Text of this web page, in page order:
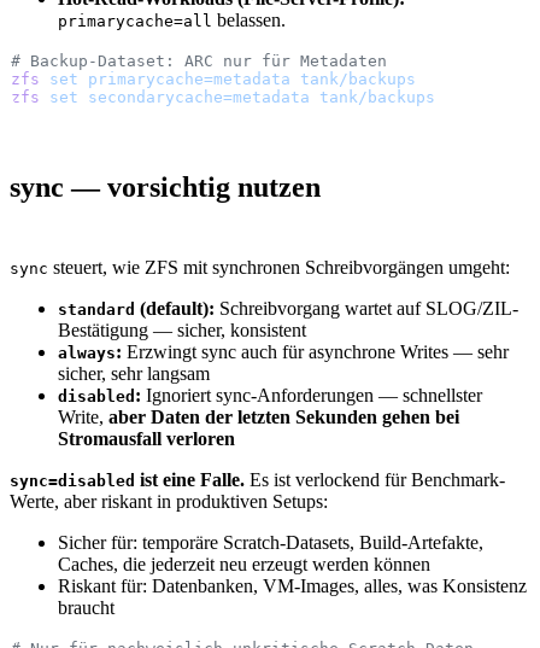
primarycache=all belassen.
# Backup-Dataset: ARC nur für Metadaten
zfs set primarycache=metadata tank/backups
zfs set secondarycache=metadata tank/backups
sync — vorsichtig nutzen
sync steuert, wie ZFS mit synchronen Schreibvorgängen umgeht:
standard (default): Schreibvorgang wartet auf SLOG/ZIL-
Bestätigung — sicher, konsistent
always: Erzwingt sync auch für asynchrone Writes — sehr
sicher, sehr langsam
disabled : Ignoriert sync-Anforderungen — schnellster
Write, aber Daten der letzten Sekunden gehen bei
Stromausfall verloren
sync=disabled ist eine Falle. Es ist verlockend für Benchmark-
Werte, aber riskant in produktiven Setups:
Sicher für: temporäre Scratch-Datasets, Build-Artefakte,
Caches, die jederzeit neu erzeugt werden können
Riskant für: Datenbanken, VM-Images, alles, was Konsistenz
braucht